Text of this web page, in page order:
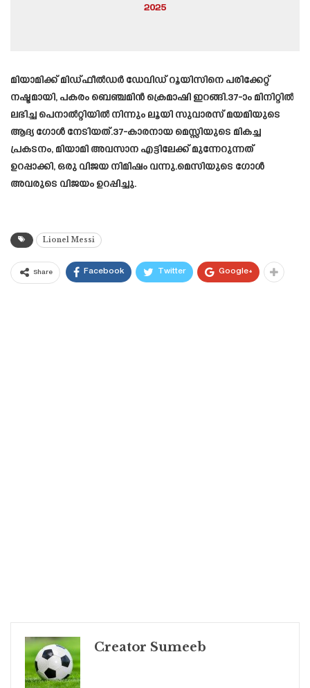
2025
മിയാമിക്ക് മിഡ്ഫീൽഡർ ഡേവിഡ് റൂയിസിനെ പരിക്കേറ്റ്
നഷ്ടമായി, പകരം ബെഞ്ചമിൻ ക്രെമാഷി ഇറങ്ങി.37-ാം മിനിറ്റിൽ
ലഭിച്ച പെനാൽറ്റിയിൽ നിന്നും ലൂയി സുവാരസ് മയമിയുടെ
ആദ്യ ഗോൾ നേടിയത്.37-കാരനായ മെസ്സിയുടെ മികച്ച
പ്രകടനം, മിയാമി അവസാന എട്ടിലേക്ക് മുന്നേറുന്നത്
ഉറപ്പാക്കി, ഒരു വിജയ നിമിഷം വന്നു.മെസിയുടെ ഗോൾ
അവരുടെ വിജയം ഉറപ്പിച്ചു.
Lionel Messi
Share Facebook Twitter Google+
Creator Sumeeb